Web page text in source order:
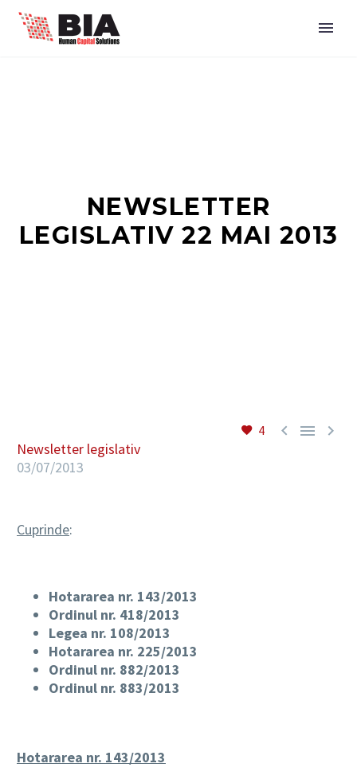
NEWSLETTER
LEGISLATIV 22 MAI 2013
4   
Newsletter legislativ
03/07/2013
Cuprinde:
Hotararea nr. 143/2013
Ordinul nr. 418/2013
Legea nr. 108/2013
Hotararea nr. 225/2013
Ordinul nr. 882/2013
Ordinul nr. 883/2013
Hotararea nr. 143/2013